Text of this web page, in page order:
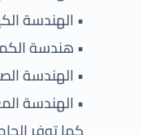
• الهندسة
• هندسة
• الهندسة
• الهندسة